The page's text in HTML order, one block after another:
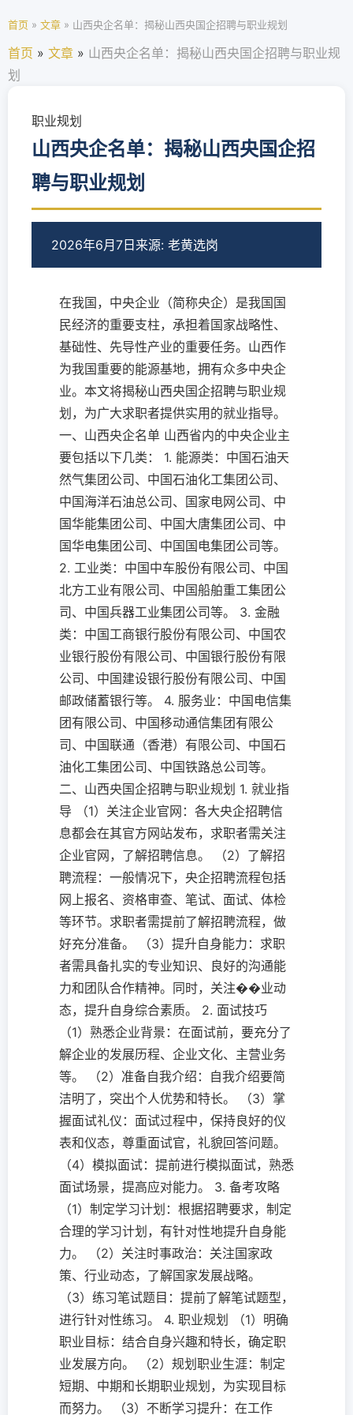
首页 » 文章 » 山西央企名单：揭秘山西央国企招聘与职业规划
首页 » 文章 » 山西央企名单：揭秘山西央国企招聘与职业规
划
职业规划
山西央企名单：揭秘山西央国企招
聘与职业规划
2026年6月7日 来源: 老黄选岗
在我国，中央企业（简称央企）是我国国
民经济的重要支柱，承担着国家战略性、
基础性、先导性产业的重要任务。山西作
为我国重要的能源基地，拥有众多中央企
业。本文将揭秘山西央国企招聘与职业规
划，为广大求职者提供实用的就业指导。
一、山西央企名单 山西省内的中央企业主
要包括以下几类： 1. 能源类：中国石油天
然气集团公司、中国石油化工集团公司、
中国海洋石油总公司、国家电网公司、中
国华能集团公司、中国大唐集团公司、中
国华电集团公司、中国国电集团公司等。
2. 工业类：中国中车股份有限公司、中国
北方工业有限公司、中国船舶重工集团公
司、中国兵器工业集团公司等。 3. 金融
类：中国工商银行股份有限公司、中国农
业银行股份有限公司、中国银行股份有限
公司、中国建设银行股份有限公司、中国
邮政储蓄银行等。 4. 服务业：中国电信集
团有限公司、中国移动通信集团有限公
司、中国联通（香港）有限公司、中国石
油化工集团公司、中国铁路总公司等。
二、山西央国企招聘与职业规划 1. 就业指
导 （1）关注企业官网：各大央企招聘信
息都会在其官方网站发布，求职者需关注
企业官网，了解招聘信息。 （2）了解招
聘流程：一般情况下，央企招聘流程包括
网上报名、资格审查、笔试、面试、体检
等环节。求职者需提前了解招聘流程，做
好充分准备。 （3）提升自身能力：求职
者需具备扎实的专业知识、良好的沟通能
力和团队合作精神。同时，关注��业动
态，提升自身综合素质。 2. 面试技巧
（1）熟悉企业背景：在面试前，要充分了
解企业的发展历程、企业文化、主营业务
等。 （2）准备自我介绍：自我介绍要简
洁明了，突出个人优势和特长。 （3）掌
握面试礼仪：面试过程中，保持良好的仪
表和仪态，尊重面试官，礼貌回答问题。
（4）模拟面试：提前进行模拟面试，熟悉
面试场景，提高应对能力。 3. 备考攻略
（1）制定学习计划：根据招聘要求，制定
合理的学习计划，有针对性地提升自身能
力。 （2）关注时事政治：关注国家政
策、行业动态，了解国家发展战略。
（3）练习笔试题目：提前了解笔试题型，
进行针对性练习。 4. 职业规划 （1）明确
职业目标：结合自身兴趣和特长，确定职
业发展方向。 （2）规划职业生涯：制定
短期、中期和长期职业规划，为实现目标
而努力。 （3）不断学习提升：在工作